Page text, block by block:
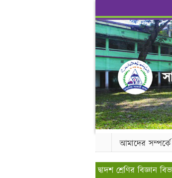
আমাদের সম্পর্কে
দ্বাদশ শ্রেণির বিজ্ঞান